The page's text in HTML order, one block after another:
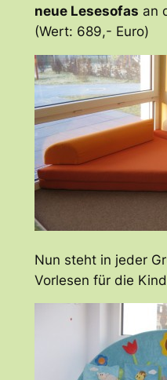
neue Lesesofas an
(Wert: 689,- Euro)
Nun steht in jeder
Vorlesen für die